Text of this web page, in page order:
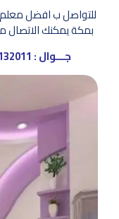
للتواصل ب افضل
بمكة يمكنك الاتصال
جـــوال :